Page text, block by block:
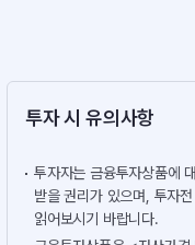
투자 시 유의사항
투자자는 금융투자상품에
받을 권리가 있으며, 투자
읽어보시기 바랍니다.